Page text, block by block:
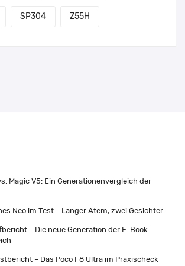
SP304 Z55H
Magic V5: Ein Generationenvergleich der
Neo im Test – Langer Atem, zwei Gesichter
– Die neue Generation der E-Book-
– Das Poco F8 Ultra im Praxischeck